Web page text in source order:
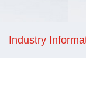
Industry